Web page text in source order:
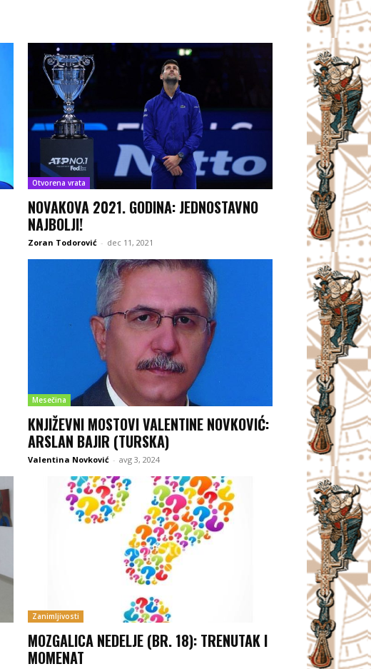
Otvorena vrata
NOVAKOVA 2021. GODINA: JEDNOSTAVNO
NAJBOLJI!
Zoran Todorović - dec 11, 2021
Mesečina
KNJIŽEVNI MOSTOVI VALENTINE NOVKOVIĆ:
ARSLAN BAJIR (TURSKA)
Valentina Novković - avg 3, 2024
Zanimljivosti
MOZGALICA NEDELJE (BR. 18): TRENUTAK I
MOMENAT